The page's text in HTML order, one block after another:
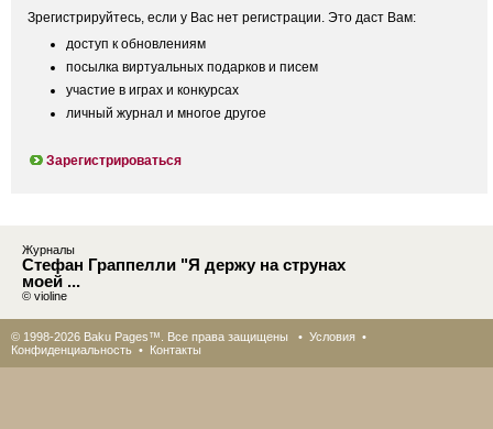
Зрегистрируйтесь, если у Вас нет регистрации. Это даст Вам:
доступ к обновлениям
посылка виртуальных подарков и писем
участие в играх и конкурсах
личный журнал и многое другое
Зарегистрироваться
Журналы
Стефан Граппелли "Я держу на струнах
моей ...
© violine
© 1998-2026 Baku Pages™. Все права защищены • Условия •
Конфиденциальность • Контакты